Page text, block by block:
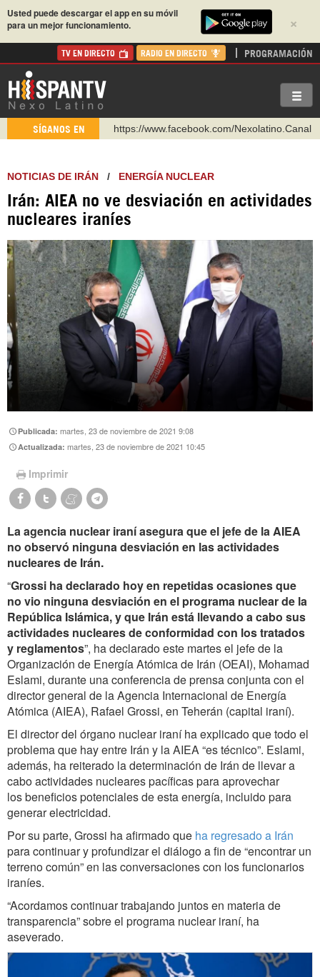
×
Usted puede descargar el app en su móvil
para un mejor funcionamiento.
TV EN DIRECTO RADIO EN DIRECTO PROGRAMACIÓN
SÍGANOS EN
https://www.youtube.com/@nexo_latino
https://t.me/hispantvcanal
https://urmedium.com/c/hispantv
WhatsApp y Viber: +98 921 79 29 404
https://www.facebook.com/Nexolatino.Canal
NOTICIAS DE IRÁN / ENERGÍA NUCLEAR
Irán: AIEA no ve desviación en actividades
nucleares iraníes
Publicada:martes, 23 de noviembre de 2021 9:08
Actualizada:martes, 23 de noviembre de 2021 10:45
Imprimir
La agencia nuclear iraní asegura que el jefe de la AIEA
no observó ninguna desviación en las actividades
nucleares de Irán.
“Grossi ha declarado hoy en repetidas ocasiones que
no vio ninguna desviación en el programa nuclear de la
República Islámica, y que Irán está llevando a cabo sus
actividades nucleares de conformidad con los tratados
y reglamentos”, ha declarado este martes el jefe de la
Organización de Energía Atómica de Irán (OEAI), Mohamad
Eslami, durante una conferencia de prensa conjunta con el
director general de la Agencia Internacional de Energía
Atómica (AIEA), Rafael Grossi, en Teherán (capital iraní).
El director del órgano nuclear iraní ha explicado que todo el
problema que hay entre Irán y la AIEA “es técnico”. Eslami,
además, ha reiterado la determinación de Irán de llevar a
cabo actividades nucleares pacíficas para aprovechar
los beneficios potenciales de esta energía, incluido para
generar electricidad.
Por su parte, Grossi ha afirmado que ha regresado a Irán
para continuar y profundizar el diálogo a fin de “encontrar un
terreno común” en las conversaciones con los funcionarios
iraníes.
“Acordamos continuar trabajando juntos en materia de
transparencia” sobre el programa nuclear iraní, ha
aseverado.